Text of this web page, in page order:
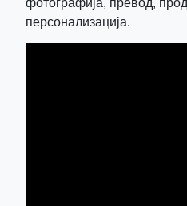
персонализација.